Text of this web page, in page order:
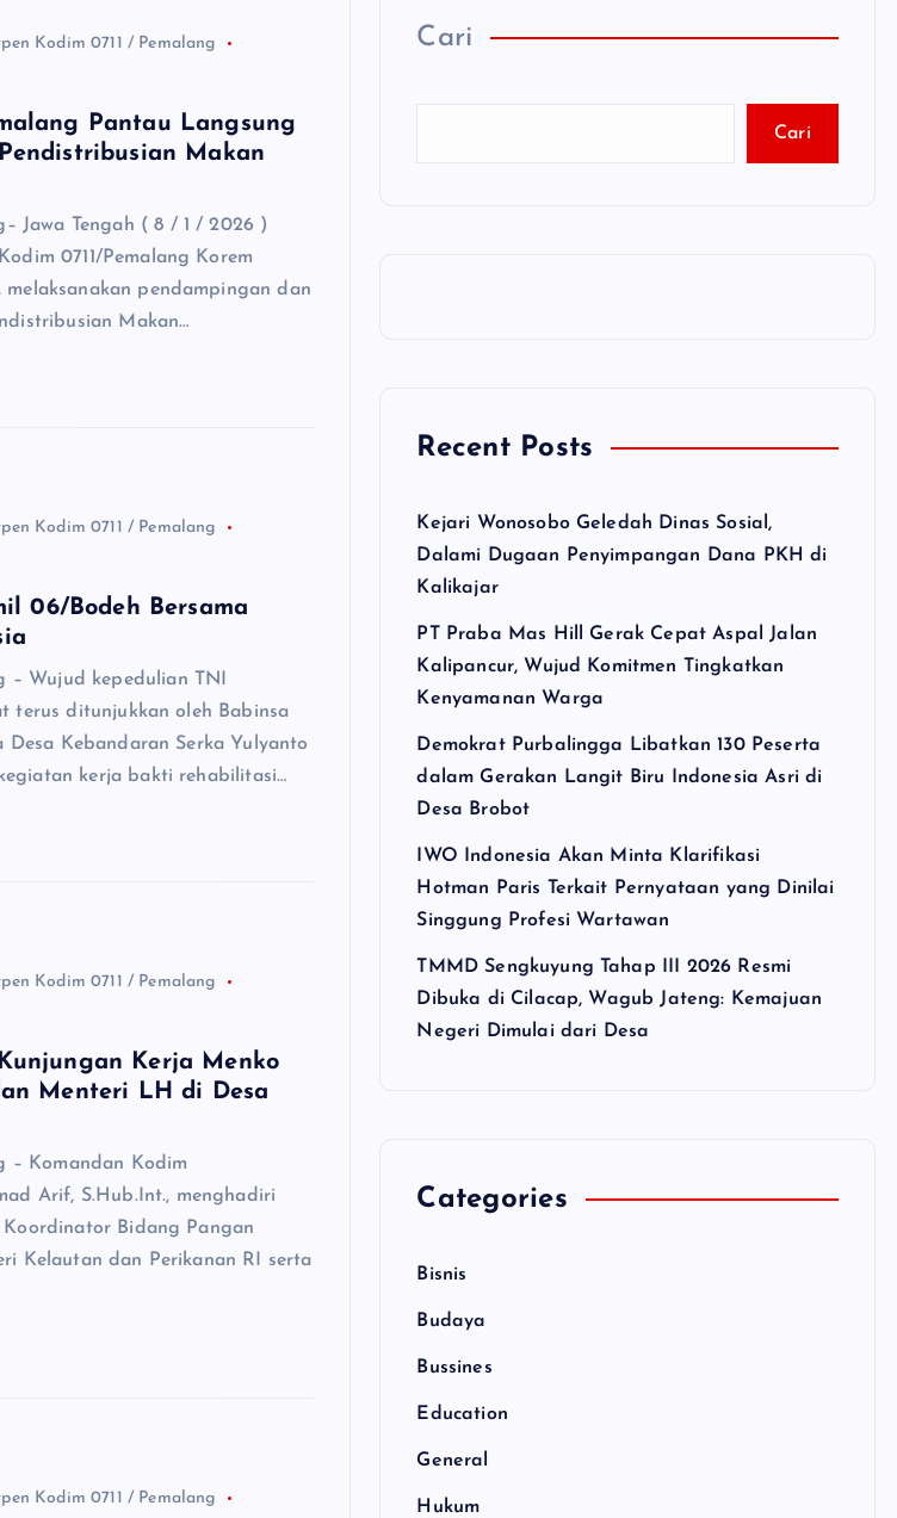
Kodim 0711 / Pemalang
Pantau Langsung
Makan
Jawa Tengah ( 8 / 1 / 2026 )
0711/Pemalang Korem
melaksanakan pendampingan dan
Makan…
Kodim 0711 / Pemalang
06/Bodeh Bersama
– Wujud kepedulian TNI
terus ditunjukkan oleh Babinsa
Kebandaran Serka Yulyanto
kerja bakti rehabilitasi…
Kodim 0711 / Pemalang
Kerja Menko
Menteri LH di Desa
– Komandan Kodim
Arif, S.Hub.Int., menghadiri
Bidang Pangan
Kelautan dan Perikanan RI serta
Kodim 0711 / Pemalang
Cari
Cari
Recent Posts
Kejari Wonosobo Geledah Dinas Sosial,
Dalami Dugaan Penyimpangan Dana PKH di
Kalikajar
PT Praba Mas Hill Gerak Cepat Aspal Jalan
Kalipancur, Wujud Komitmen Tingkatkan
Kenyamanan Warga
Demokrat Purbalingga Libatkan 130 Peserta
dalam Gerakan Langit Biru Indonesia Asri di
Desa Brobot
IWO Indonesia Akan Minta Klarifikasi
Hotman Paris Terkait Pernyataan yang Dinilai
Singgung Profesi Wartawan
TMMD Sengkuyung Tahap III 2026 Resmi
Dibuka di Cilacap, Wagub Jateng: Kemajuan
Negeri Dimulai dari Desa
Categories
Bisnis
Budaya
Bussines
Education
General
Hukum